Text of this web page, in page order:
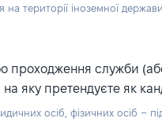
території іноземної держави
проходження служби
яку претендуєте як
осіб, фізичних осіб –